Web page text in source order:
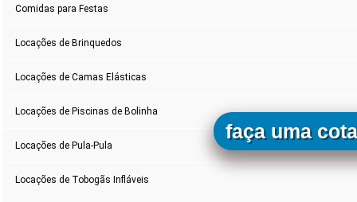
Comidas para Festas
Locações de Brinquedos
Locações de Camas Elásticas
Locações de Piscinas de Bolinha
Locações de Pula-Pula
Locações de Tobogãs Infláveis
faça uma